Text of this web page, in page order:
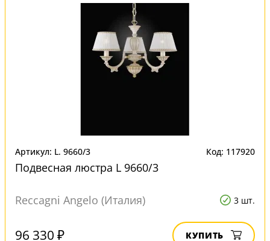
Артикул: L. 9660/3 Код: 117920
Подвесная люстра L 9660/3
Reccagni Angelo (Италия) 3 шт.
96 330 ₽ КУПИТЬ